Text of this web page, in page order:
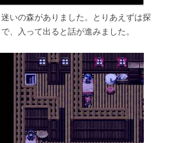
いの森がありました。とりあえずは探
、入って出ると話が進みました。